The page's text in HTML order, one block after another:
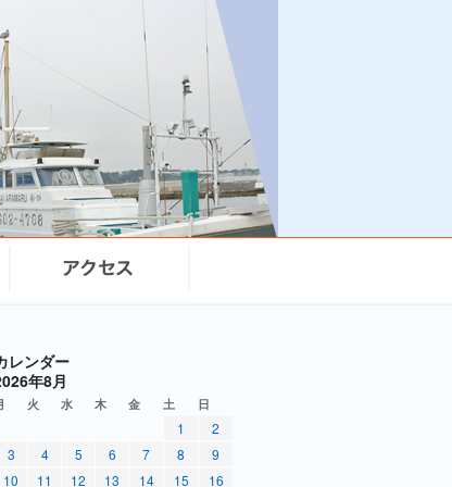
レンダー
年8月
火 水 木 金 土 日
1
2
3
4 5 6 7 8
9
10
11 12 13 14 15
16